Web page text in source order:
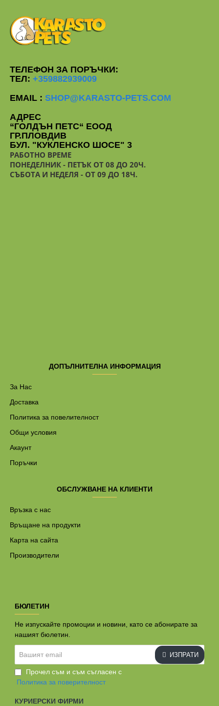
ТЕЛЕФОН ЗА ПОРЪЧКИ:
ТЕЛ: +359882939009
EMAIL : SHOP@KARASTO-PETS.COM
АДРЕС
“ГОЛДЪН ПЕТС“ ЕООД
ГР.ПЛОВДИВ
БУЛ. "КУКЛЕНСКО ШОСЕ" 3
РАБОТНО ВРЕМЕ
ПОНЕДЕЛНИК - ПЕТЪК ОТ 08 ДО 20Ч.
СЪБОТА И НЕДЕЛЯ - ОТ 09 ДО 18Ч.
ДОПЪЛНИТЕЛНА ИНФОРМАЦИЯ
За Нас
Доставка
Политика за повелителност
Общи условия
Акаунт
Поръчки
ОБСЛУЖВАНЕ НА КЛИЕНТИ
Връзка с нас
Връщане на продукти
Карта на сайта
Производители
БЮЛЕТИН
Не изпускайте промоции и новини, като се абонирате за
нашият бюлетин.
email
ИЗПРАТИ
Прочел съм и съм съгласен с
Политика за поверителност
КУРИЕРСКИ ФИРМИ